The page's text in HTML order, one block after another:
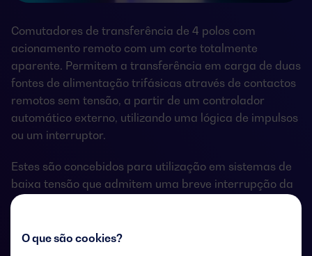
O que são cookies?
Comutadores de transferência de 4 polos com
acionamento remoto com um corte totalmente
aparente. Permitem a transferência em carga de duas
fontes de alimentação trifásicas através de contactos
remotos sem tensão, a partir de um controlador
automático externo, utilizando uma lógica de impulsos
ou um interruptor.
Estes são concebidos para utilização em sistemas de
baixa tensão que admitem uma breve interrupção da
energia durante a transferência.